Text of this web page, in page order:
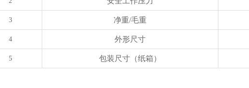
3 净重/毛重
4 外形尺寸
5 包装尺寸（纸箱）